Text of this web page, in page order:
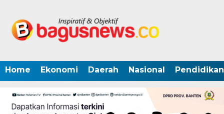
Home Ekonomi Daerah Nasional Pendidikan